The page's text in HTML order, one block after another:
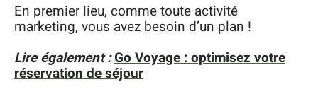
En premier lieu, comme toute activité
marketing, vous avez besoin d’un plan !
Lire également :Go Voyage : optimisez votre
réservation de séjour